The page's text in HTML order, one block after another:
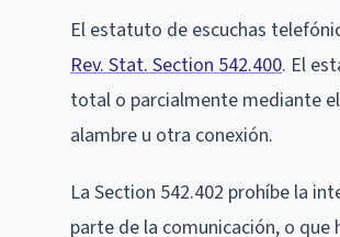
El estatuto de escuchas
Rev. Stat. Section 542.400. El
total o parcialmente mediante
alambre u otra conexión.
La Section 542.402 prohíbe la
parte de la comunicación, o